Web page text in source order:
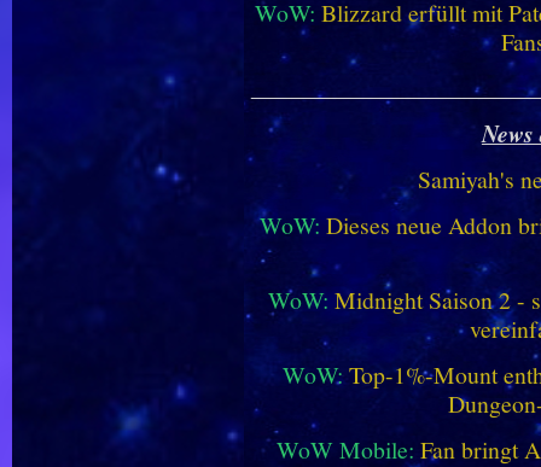
WoW: Blizzard erfüllt mit
Samiyah's
WoW: Dieses neue Addon
WoW:Midnight Saison 2 -
WoW: Top-1%-Mount
WoW Mobile: Fan bringt